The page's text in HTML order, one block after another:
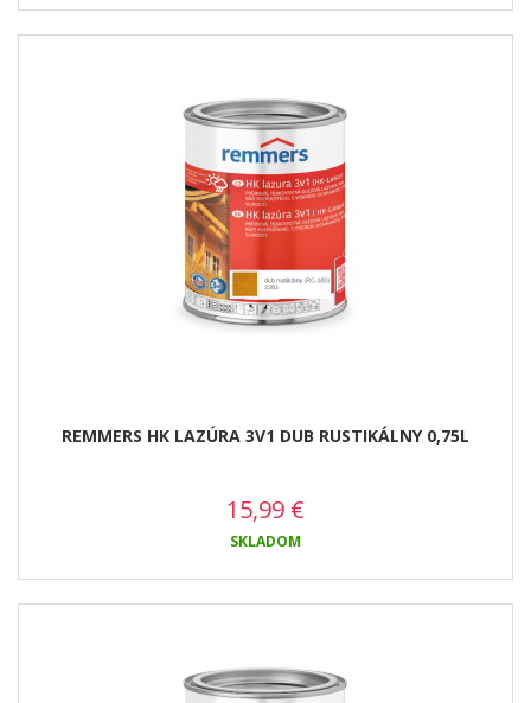
REMMERS HK LAZÚRA 3V1 DUB RUSTIKÁLNY 0,75L
15,99 €
SKLADOM